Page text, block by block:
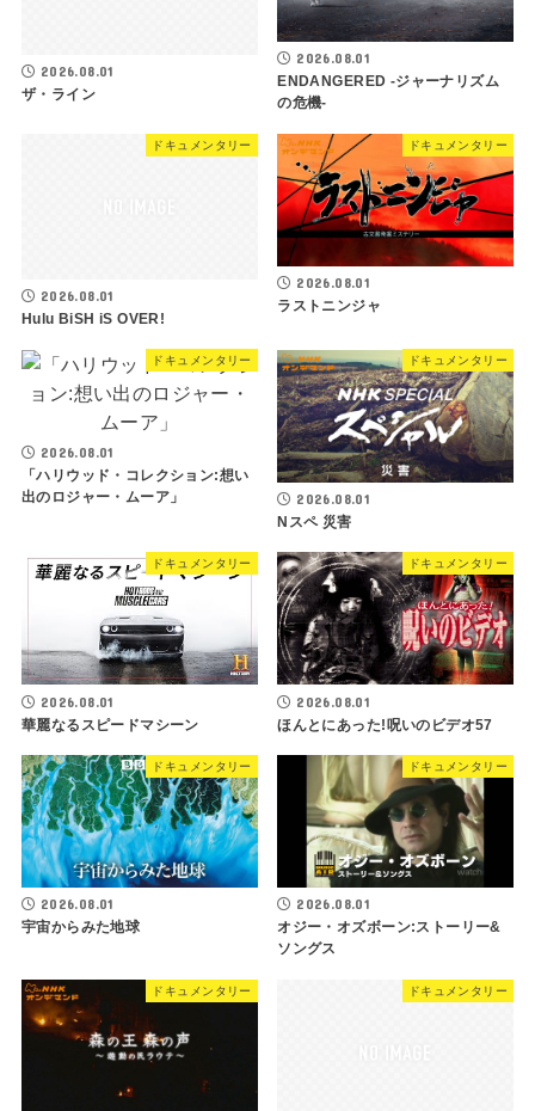
2026.08.01
ザ・ライン
2026.08.01
ENDANGERED -ジャーナリズム
の危機-
ドキュメンタリー
2026.08.01
Hulu BiSH iS OVER!
ドキュメンタリー
2026.08.01
ラストニンジャ
ドキュメンタリー
2026.08.01
「ハリウッド・コレクション:想い
出のロジャー・ムーア」
ドキュメンタリー
2026.08.01
Nスペ 災害
ドキュメンタリー
2026.08.01
華麗なるスピードマシーン
ドキュメンタリー
2026.08.01
ほんとにあった!呪いのビデオ57
ドキュメンタリー
2026.08.01
宇宙からみた地球
ドキュメンタリー
2026.08.01
オジー・オズボーン:ストーリー&
ソングス
ドキュメンタリー ドキュメンタリー